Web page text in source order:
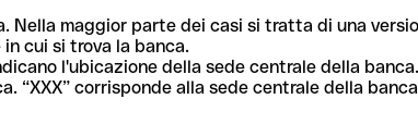
Nella maggior parte dei casi si tratta di una
cui si trova la banca.
l'ubicazione della sede centrale della
corrisponde alla sede centrale della